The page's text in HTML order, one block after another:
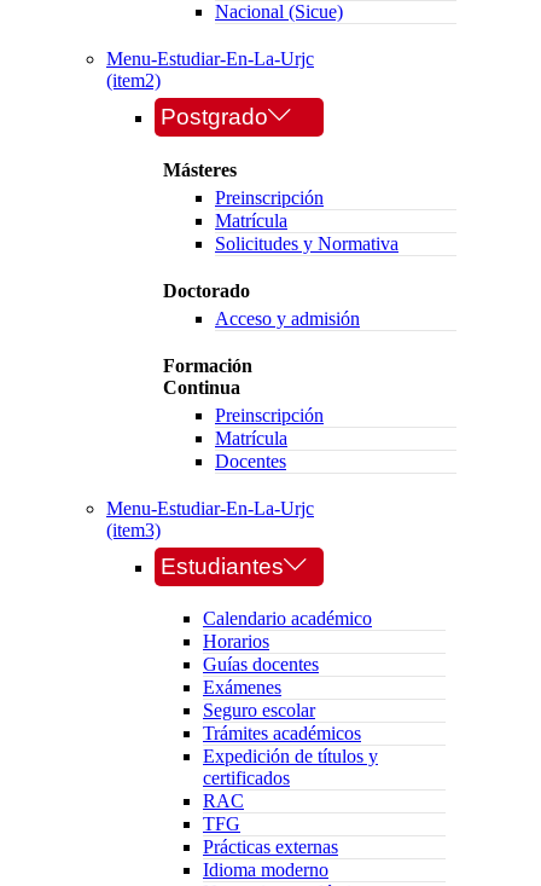
Nacional (Sicue)
Menu-Estudiar-En-La-Urjc
(item2)
Postgrado
Másteres
Preinscripción
Matrícula
Solicitudes y Normativa
Doctorado
Acceso y admisión
Formación
Continua
Preinscripción
Matrícula
Docentes
Menu-Estudiar-En-La-Urjc
(item3)
Estudiantes
Calendario académico
Horarios
Guías docentes
Exámenes
Seguro escolar
Trámites académicos
Expedición de títulos y
certificados
RAC
TFG
Prácticas externas
Idioma moderno